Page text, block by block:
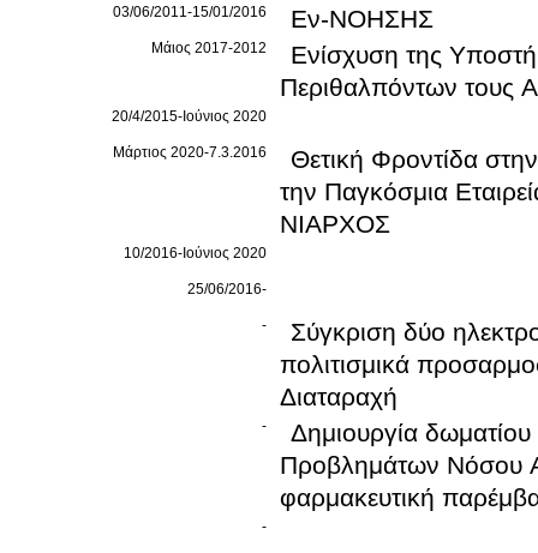
03/06/2011-15/01/2016 Εν-ΝΟΗΣΗΣ
Μάιος 2017-2012
Ενίσχυση της
Περιθαλπόντων τους
20/4/2015-Ιούνιος 2020
Μάρτιος 2020-7.3.2016
Θετική Φροντίδα
την Παγκόσμια
ΝΙΑΡΧΟΣ
10/2016-Ιούνιος 2020
25/06/2016-
-
Σύγκριση δύο
πολιτισμικά
Διαταραχή
-
Δημιουργία
Προβλημάτων Νόσου
φαρμακευτική
-